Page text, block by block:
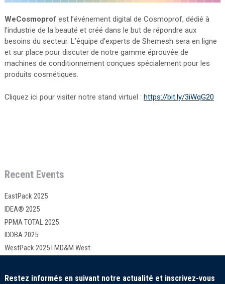
WeCosmoprof est l’événement digital de Cosmoprof, dédié à
l’industrie de la beauté et créé dans le but de répondre aux
besoins du secteur. L’équipe d’experts de Shemesh sera en ligne
et sur place pour discuter de notre gamme éprouvée de
machines de conditionnement conçues spécialement pour les
produits cosmétiques.
Cliquez ici pour visiter notre stand virtuel : https://bit.ly/3iWqG20
Recent Events
EastPack 2025
IDEA® 2025
PPMA TOTAL 2025
IDDBA 2025
WestPack 2025 I MD&M West.
Restez informés en suivant notre actualité et inscrivez-vous